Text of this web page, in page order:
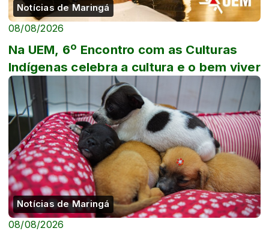
Notícias de Maringá
08/08/2026
Na UEM, 6º Encontro com as Culturas
Indígenas celebra a cultura e o bem viver
Notícias de Maringá
08/08/2026